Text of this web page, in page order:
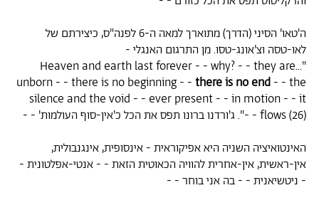
ה'טאו' הסיני (הדרך) מתוארך למאה ה-6 לפנה"ס, כיצירתם של
לאו-טסה וצ'אונג-טסו. מן התרגום האנגלי -
"...Heaven and earth last forever - - why? - - they are
unborn - - there is no beginning - -there is no end - - the
silence and the void - - ever present - - in motion - - it
flows (26) - -".
ג'ורדנו ברונו תפס את הכל כ'אין-סוף העולמות' - -
האינטואיציה השניה היא אפיקוראית - אינסופית, אינגנבולית,
אין-ראשית, אין-אחרית להוויה הכאוטית הזאת - - אנטי-אפלטונית -
- ניטשיאנית - - בה אני בוחר - -